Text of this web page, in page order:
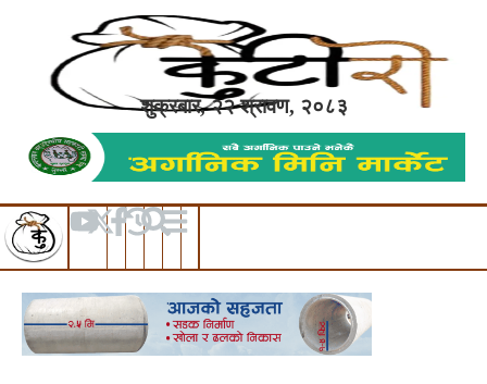
शुक्रबार, २२ श्रावण, २०८३